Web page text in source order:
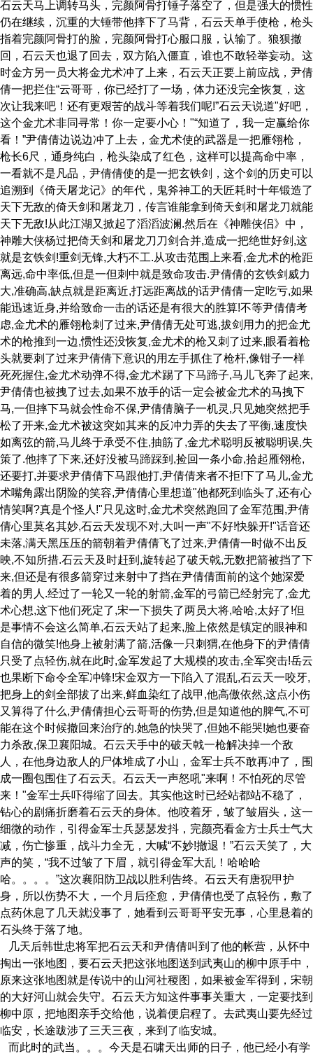
石云天马上调转马头，完颜阿骨打锤子落空了，但是强大的惯性
仍在继续，沉重的大锤带他摔下了马背，石云天单手使枪，枪头
指着完颜阿骨打的脸，完颜阿骨打心服口服，认输了。狼狈撤
回，石云天也退了回去，双方陷入僵直，谁也不敢轻举妄动。这
时金方另一员大将金尤术冲了上来，石云天正要上前应战，尹倩
倩一把拦住“云哥哥，你已经打了一场，体力还没完全恢复，这
次让我来吧！还有更艰苦的战斗等着我们呢!”石云天说道"好吧，
这个金尤术非同寻常！你一定要小心！"“知道了，我一定赢给你
看！”尹倩倩边说边冲了上去，金尤术使的武器是一把雁翎枪，
枪长6尺，通身纯白，枪头染成了红色，这样可以提高命中率，
一看就不是凡品，尹倩倩使的是一把玄铁剑，这个剑的历史可以
追溯到《倚天屠龙记》的年代，鬼斧神工的天匠耗时十年锻造了
天下无敌的倚天剑和屠龙刀，传言谁能拿到倚天剑和屠龙刀就能
天下无敌!从此江湖又掀起了滔滔波澜.然后在《神雕侠侣》中，
神雕大侠杨过把倚天剑和屠龙刀刀剑合并,造成一把绝世好剑,这
就是玄铁剑!重剑无锋,大朽不工.从攻击范围上来看,金尤术的枪距
离远,命中率低,但是一但刺中就是致命攻击.尹倩倩的玄铁剑威力
大,准确高,缺点就是距离近,打远距离战的话尹倩倩一定吃亏,如果
能迅速近身,并给致命一击的话还是有很大的胜算!不等尹倩倩考
虑,金尤术的雁翎枪刺了过来,尹倩倩无处可逃,拔剑用力的把金尤
术的枪推到一边,惯性还没恢复,金尤术的枪又刺了过来,眼看着枪
头就要刺了过来尹倩倩下意识的用左手抓住了枪杆,像钳子一样
死死握住,金尤术动弹不得,金尤术踢了下马蹄子,马儿飞奔了起来,
尹倩倩也被拽了过去,如果不放手的话一定会被金尤术的马拽下
马,一但摔下马就会性命不保,尹倩倩脑子一机灵,只见她突然把手
松了开来,金尤术被这突如其来的反冲力弄的失去了平衡,速度快
如离弦的箭,马儿终于承受不住,抽筋了,金尤术聪明反被聪明误,失
策了.他摔了下来,还好没被马蹄踩到,捡回一条小命,拾起雁翎枪,
还要打,并要求尹倩倩下马跟他打,尹倩倩来者不拒!下了马儿,金尤
术嘴角露出阴险的笑容,尹倩倩心里想道"他都死到临头了,还有心
情笑啊?真是个怪人!"只见这时,金尤术突然跑回了金军范围,尹倩
倩心里莫名其妙,石云天发现不对,大叫一声"不好!快躲开!"话音还
未落,满天黑压压的箭朝着尹倩倩飞了过来,尹倩倩一时做不出反
映,不知所措.石云天及时赶到,旋转起了破天戟,无数把箭被挡了下
来,但还是有很多箭穿过来射中了挡在尹倩倩面前的这个她深爱
着的男人.经过了一轮又一轮的射箭,金军的弓箭已经射完了,金尤
术心想,这下他们死定了,宋一下损失了两员大将,哈哈,太好了!但
是事情不会这么简单,石云天站了起来,脸上依然是镇定的眼神和
自信的微笑!他身上被射满了箭,活像一只刺猬,在他身下的尹倩倩
只受了点轻伤,就在此时,金军发起了大规模的攻击,全军突击!岳云
也果断下命令全军冲锋!宋金双方一下陷入了混乱,石云天一咬牙,
把身上的剑全部拔了出来,鲜血染红了战甲,他高傲依然,这点小伤
又算得了什么,尹倩倩担心云哥哥的伤势,但是知道他的脾气,不可
能在这个时候撤回来治疗的.她急的快哭了,但她不能哭!她也要奋
力杀敌,保卫襄阳城。石云天手中的破天戟一枪解决掉一个敌
人，在他身边敌人的尸体堆成了小山，金军士兵不敢再冲了，围
成一圈包围住了石云天。石云天一声怒吼"来啊！不怕死的尽管
来！"金军士兵吓得缩了回去。其实他这时已经站都站不稳了，
钻心的剧痛折磨着石云天的身体。他咬着牙，皱了皱眉头，这一
细微的动作，引得金军士兵瑟瑟发抖，完颜亮看金方士兵士气大
减，伤亡惨重，战斗力全无，大喊“不妙!撤退！”石云天笑了，大
声的笑，“我不过皱了下眉，就引得金军大乱！哈哈哈
哈。。。。”这次襄阳防卫战以胜利告终。石云天有唐猊甲护
身，所以伤势不大，一个月后痊愈，尹倩倩也受了点轻伤，敷了
点药休息了几天就没事了，她看到云哥哥平安无事，心里悬着的
石头终于落了地。
几天后韩世忠将军把石云天和尹倩倩叫到了他的帐营，从怀中
掏出一张地图，要石云天把这张地图送到武夷山的柳中原手中，
原来这张地图就是传说中的山河社稷图，如果被金军得到，宋朝
的大好河山就会失守。石云天方知这件事事关重大，一定要找到
柳中原，把地图亲手交给他，说着便启程了。去武夷山要先经过
临安，长途跋涉了三天三夜，来到了临安城。
而此时的武当。。。今天是石啸天出师的日子，他已经小有学